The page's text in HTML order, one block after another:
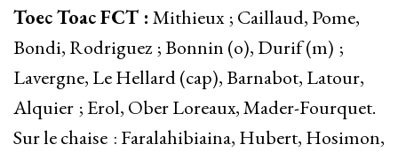
Toec Toac FCT : Mithieux ; Caillaud, Pome,
Bondi, Rodriguez ; Bonnin (o), Durif (m) ;
Lavergne, Le Hellard (cap), Barnabot, Latour,
Alquier ; Erol, Ober Loreaux, Mader-Fourquet.
Sur le chaise : Faralahibiaina, Hubert, Hosimon,